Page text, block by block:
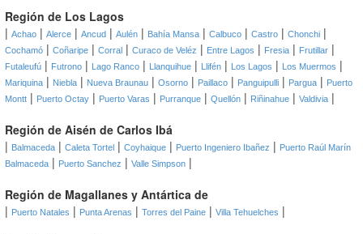
Región de Los Lagos
| Achao | Alerce | Ancud | Aulén | Bahía Mansa | Calbuco | Castro | Chonchi |
Cochamó | Coñaripe | Corral | Curaco de Veléz | Entre Lagos | Fresia | Frutillar |
Futaleufú | Futrono | Lago Ranco | Llanquihue | Llifén | Los Lagos | Los Muermos |
Mariquina | Niebla | Nueva Braunau | Osorno | Paillaco | Panguipulli | Pargua | Puerto
Montt | Puerto Octay | Puerto Varas | Purranque | Quellón | Riñinahue | Valdivia |
Región de Aisén de Carlos Ibá
| Balmaceda | Caleta Tortel | Coyhaique | Puerto Ingeniero Ibañez | Puerto Raúl Marín
Balmaceda | Puerto Sanchez | Valle Simpson |
Región de Magallanes y Antártica de
| Puerto Natales | Punta Arenas | Torres del Paine | Villa Tehuelches |